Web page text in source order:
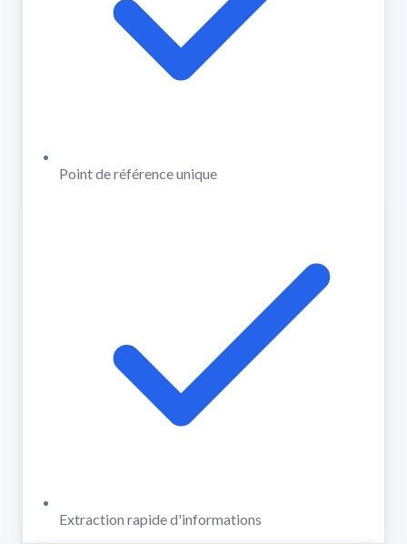
Point de référence unique
Extraction rapide d'informations